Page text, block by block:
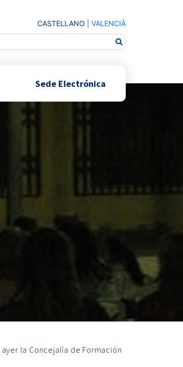
CASTELLANO VALENCIÀ
Sede Electrónica
la Concejalía de Formación